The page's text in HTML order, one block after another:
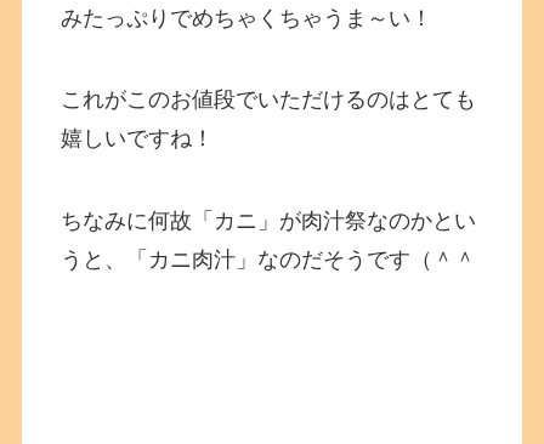
みたっぷりでめちゃくちゃうま～い！
これがこのお値段でいただけるのはとても
嬉しいですね！
ちなみに何故「カニ」が肉汁祭なのかとい
うと、「カニ肉汁」なのだそうです（＾＾